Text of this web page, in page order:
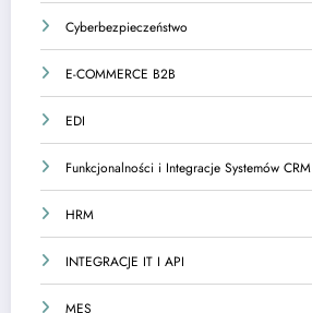
Cyberbezpieczeństwo
E-COMMERCE B2B
EDI
Funkcjonalności i Integracje Systemów CRM
HRM
INTEGRACJE IT I API
MES